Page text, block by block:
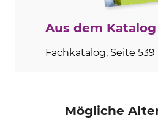
Aus dem Katalog
Fachkatalog, Seite 539
Mögliche